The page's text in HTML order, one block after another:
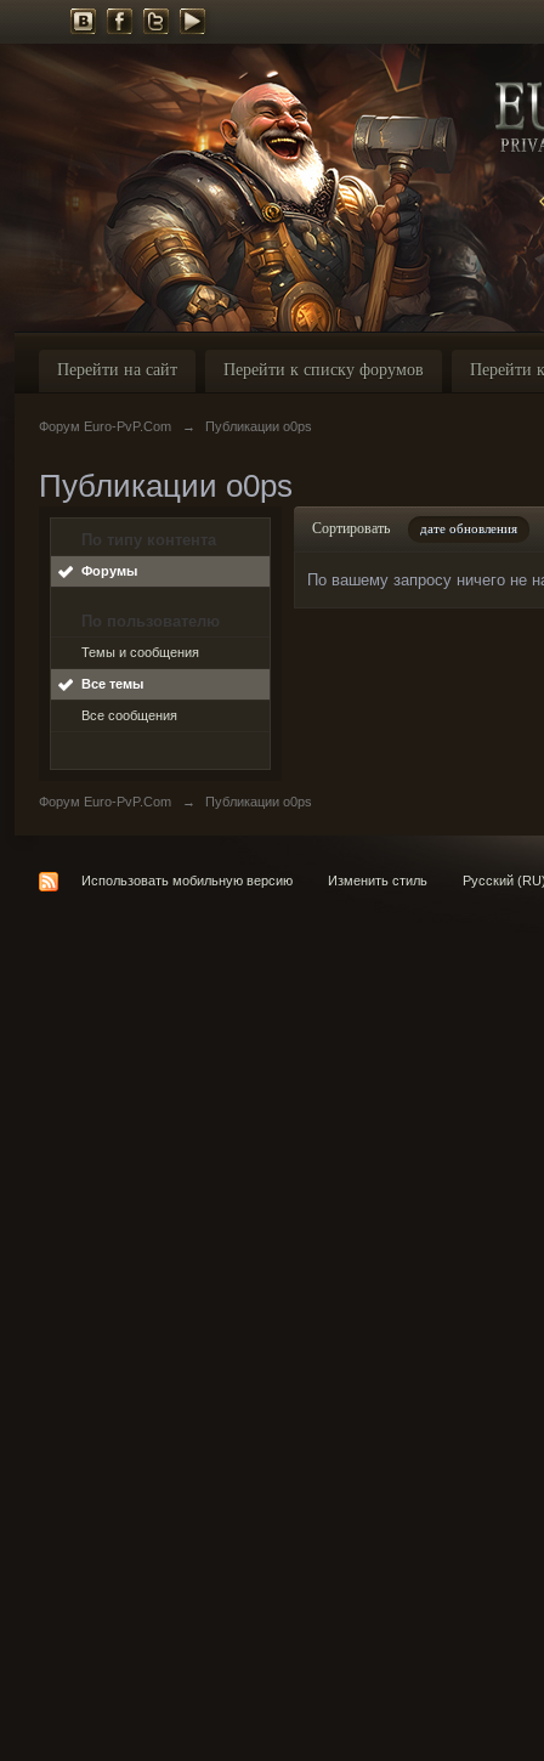
Перейти на сайт Перейти к списку форумов Перейти
Форум Euro-PvP.Com → Публикации o0ps
Публикации o0ps
По типу контента
Форумы
По пользователю
Темы и сообщения
Все темы
Все сообщения
Сортировать дате обновления
По вашему запросу ничего не
Форум Euro-PvP.Com → Публикации o0ps
Использовать мобильную версию Изменить стиль Русский